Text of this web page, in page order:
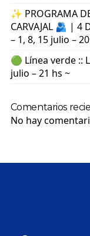
✨ PROGRAMA
CARVAJAL 🫂 | 4
– 1, 8, 15 julio –
🟢 Línea verde ::
julio – 21 hs ~
Comentarios
No hay